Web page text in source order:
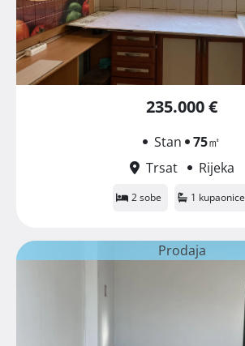
235.000 €
Stan 75㎡
Trsat
Rijeka
2 sobe 1 kupaonice
Prodaja